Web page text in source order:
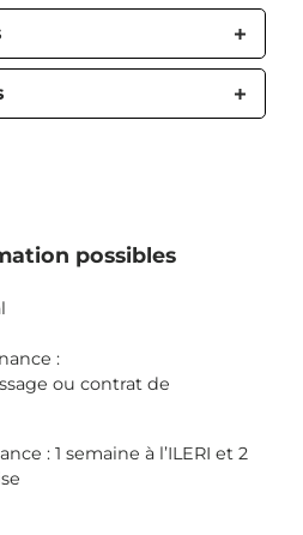
possibles
:
ou contrat de
: 1 semaine à l’ILERI et 2